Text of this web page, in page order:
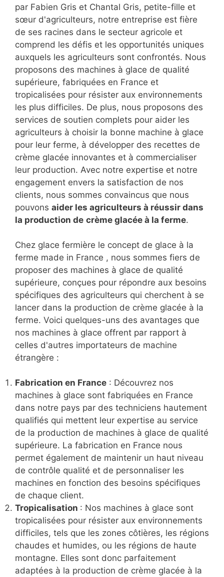
par Fabien Gris et Chantal Gris, petite-fille et
sœur d'agriculteurs, notre entreprise est fière
de ses racines dans le secteur agricole et
comprend les défis et les opportunités uniques
auxquels les agriculteurs sont confrontés. Nous
proposons des machines à glace de qualité
supérieure, fabriquées en France et
tropicalisées pour résister aux environnements
les plus difficiles. De plus, nous proposons des
services de soutien complets pour aider les
agriculteurs à choisir la bonne machine à glace
pour leur ferme, à développer des recettes de
crème glacée innovantes et à commercialiser
leur production. Avec notre expertise et notre
engagement envers la satisfaction de nos
clients, nous sommes convaincus que nous
pouvons aider les agriculteurs à réussir dans
la production de crème glacée à la ferme.
Chez glace fermière le concept de glace à la
ferme made in France , nous sommes fiers de
proposer des machines à glace de qualité
supérieure, conçues pour répondre aux besoins
spécifiques des agriculteurs qui cherchent à se
lancer dans la production de crème glacée à la
ferme. Voici quelques-uns des avantages que
nos machines à glace offrent par rapport à
celles d'autres importateurs de machine
étrangère :
Fabrication en France : Découvrez nos
machines à glace sont fabriquées en France
dans notre pays par des techniciens hautement
qualifiés qui mettent leur expertise au service
de la production de machines à glace de qualité
supérieure. La fabrication en France nous
permet également de maintenir un haut niveau
de contrôle qualité et de personnaliser les
machines en fonction des besoins spécifiques
de chaque client.
Tropicalisation : Nos machines à glace sont
tropicalisées pour résister aux environnements
difficiles, tels que les zones côtières, les régions
chaudes et humides, ou les régions de haute
montagne. Elles sont donc parfaitement
adaptées à la production de crème glacée à la